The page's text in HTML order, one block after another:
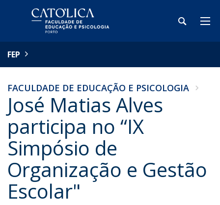
FEP
FACULDADE DE EDUCAÇÃO E PSICOLOGIA
José Matias Alves
participa no “IX
Simpósio de
Organização e Gestão
Escolar"